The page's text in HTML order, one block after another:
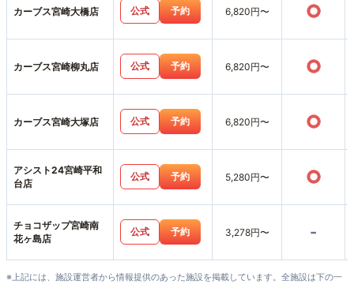
カーブス宮崎大橋店 公式 予約 6,820円〜 ○
カーブス宮崎柳丸店 公式 予約 6,820円〜 ○
カーブス宮崎大塚店 公式 予約 6,820円〜 ○
アシスト24宮崎平和
台店
公式 予約 5,280円〜 ○
チョコザップ宮崎南
花ヶ島店
公式 予約 3,278円〜 -
※上記には、施設運営者から情報提供のあった施設を掲載しています。全施設は下の一